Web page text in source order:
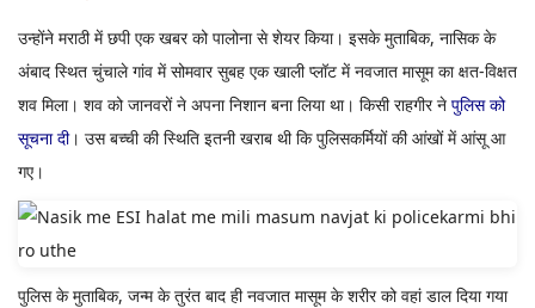
उन्होंने मराठी में छपी एक खबर को पालोना से शेयर किया। इसके मुताबिक, नासिक के
अंबाद स्थित चुंचाले गांव में सोमवार सुबह एक खाली प्लॉट में नवजात मासूम का क्षत-विक्षत
शव मिला। शव को जानवरों ने अपना निशान बना लिया था। किसी राहगीर ने पुलिस को
सूचना दी। उस बच्ची की स्थिति इतनी खराब थी कि पुलिसकर्मियों की आंखों में आंसू आ
गए।
पुलिस के मुताबिक, जन्म के तुरंत बाद ही नवजात मासूम के शरीर को वहां डाल दिया गया